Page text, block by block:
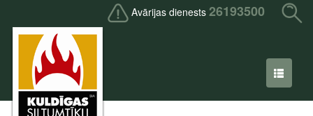
Avārijas dienests 26193500